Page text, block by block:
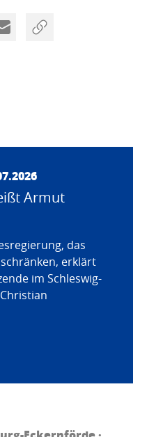
Armut
das
erklärt
im Schleswig-